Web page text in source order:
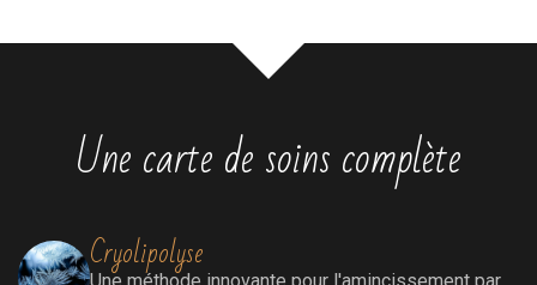
Une carte de soins complète
Cryolipolyse